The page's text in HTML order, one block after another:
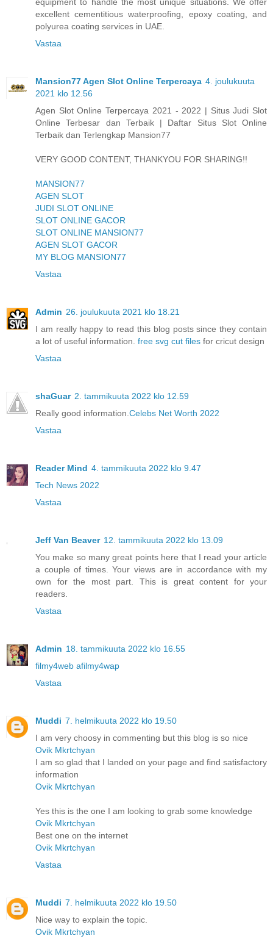
excellent cementitious waterproofing, epoxy coating, and
polyurea coating services in UAE.
Vastaa
Mansion77 Agen Slot Online Terpercaya 4. joulukuuta
2021 klo 12.56
Agen Slot Online Terpercaya 2021 - 2022 | Situs Judi Slot
Online Terbesar dan Terbaik | Daftar Situs Slot Online
Terbaik dan Terlengkap Mansion77
VERY GOOD CONTENT, THANKYOU FOR SHARING!!
MANSION77
AGEN SLOT
JUDI SLOT ONLINE
SLOT ONLINE GACOR
SLOT ONLINE MANSION77
AGEN SLOT GACOR
MY BLOG MANSION77
Vastaa
Admin 26. joulukuuta 2021 klo 18.21
I am really happy to read this blog posts since they contain
a lot of useful information. free svg cut files for cricut design
Vastaa
shaGuar 2. tammikuuta 2022 klo 12.59
Really good information. Celebs Net Worth 2022
Vastaa
Reader Mind 4. tammikuuta 2022 klo 9.47
Tech News 2022
Vastaa
Jeff Van Beaver 12. tammikuuta 2022 klo 13.09
You make so many great points here that I read your article
a couple of times. Your views are in accordance with my
own for the most part. This is great content for your
readers.
Vastaa
Admin 18. tammikuuta 2022 klo 16.55
filmy4web afilmy4wap
Vastaa
Muddi 7. helmikuuta 2022 klo 19.50
I am very choosy in commenting but this blog is so nice
Ovik Mkrtchyan
I am so glad that I landed on your page and find satisfactory
information
Ovik Mkrtchyan
Yes this is the one I am looking to grab some knowledge
Ovik Mkrtchyan
Best one on the internet
Ovik Mkrtchyan
Vastaa
Muddi 7. helmikuuta 2022 klo 19.50
Nice way to explain the topic.
Ovik Mkrtchyan